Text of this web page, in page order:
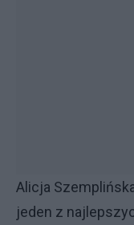
Alicja
jeden z